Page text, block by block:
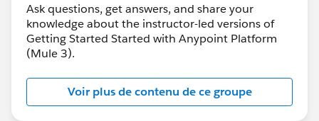
Ask questions, get answers, and share your
knowledge about the instructor-led versions of
Getting Started Started with Anypoint Platform
(Mule 3).
Voir plus de contenu de ce groupe